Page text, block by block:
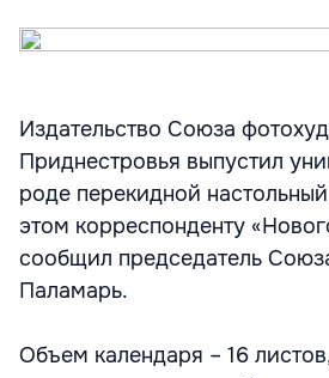
Издательство Союза
Приднестровья выпустил
роде перекидной
этом корреспонденту
сообщил председатель
Паламарь.
Объем календаря – 16